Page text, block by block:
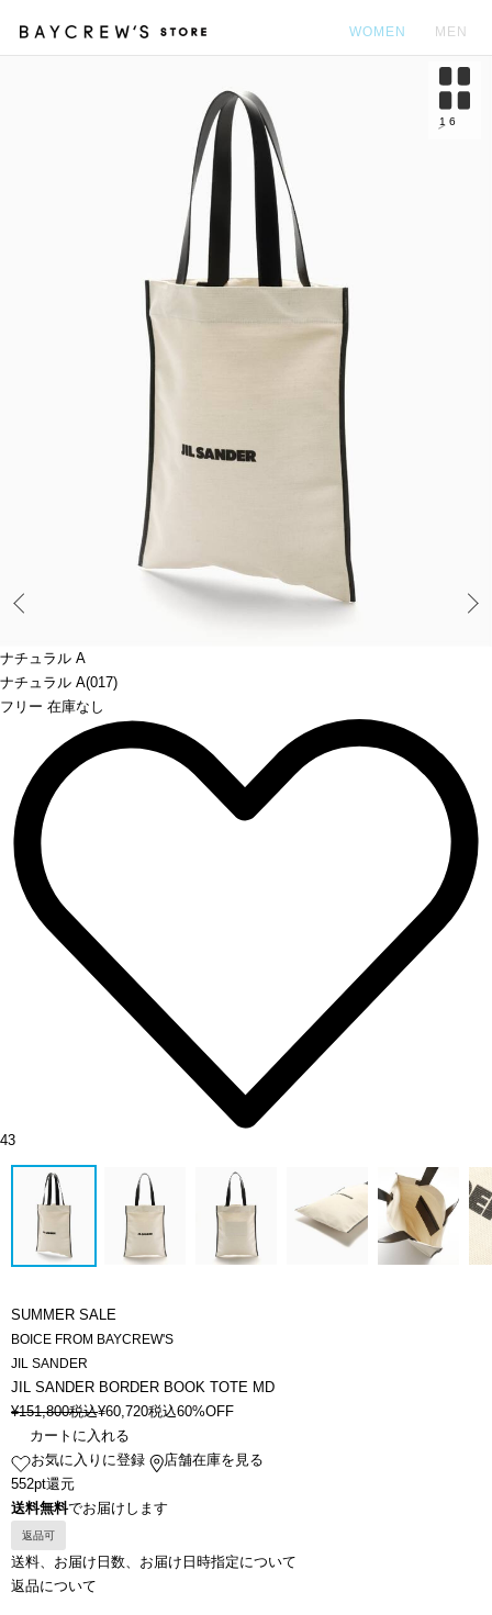
WOMEN MEN
ナチュラル A
ナチュラル A(017)
フリー 在庫なし
1 6
43
SUMMER SALE
BOICE FROM BAYCREW'S
JIL SANDER
JIL SANDER BORDER BOOK TOTE MD
¥151,800税込¥60,720税込60%OFF
カートに入れる
お気に入りに登録
店舗在庫を見る
552pt還元
送料無料でお届けします
返品可
送料、お届け日数、お届け日時指定について
返品について